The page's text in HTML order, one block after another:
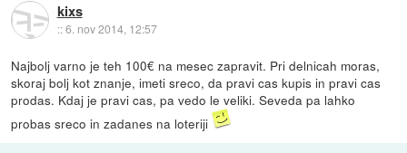
kixs
::6. nov 2014, 12:57
Najbolj varno je teh 100€ na mesec zapravit. Pri delnicah moras,
skoraj bolj kot znanje, imeti sreco, da pravi cas kupis in pravi cas
prodas. Kdaj je pravi cas, pa vedo le veliki. Seveda pa lahko
probas sreco in zadanes na loteriji